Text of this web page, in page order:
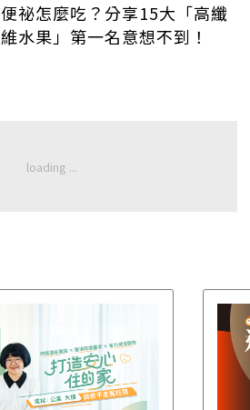
便祕怎麼吃？分享15大「高纖
維水果」第一名意想不到！